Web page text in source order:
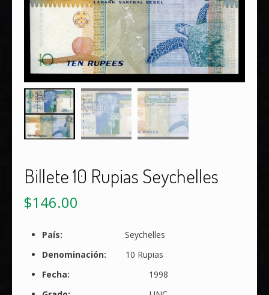
Billete 10 Rupias Seychelles
$146.00
País: Seychelles
Denominación: 10 Rupias
Fecha: 1998